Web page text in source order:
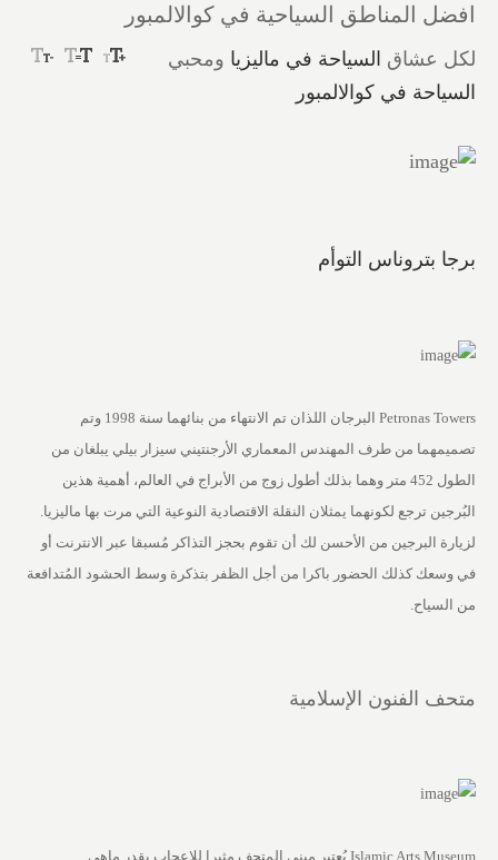
افضل المناطق السياحية في كوالالمبور
لكل عشاق السياحة في ماليزيا ومحبي
السياحة في كوالالمبور
برجا بتروناس التوأم
Petronas Towers البرجان اللذان تم الانتهاء من بنائهما سنة 1998 وتم
تصميمهما من طرف المهندس المعماري الأرجنتيني سيزار بيلي يبلغان من
الطول 452 متر وهما بذلك أطول زوج من الأبراج في العالم، أهمية هذين
البُرجين ترجع لكونهما يمثلان النقلة الاقتصادية النوعية التي مرت بها ماليزيا.
لزيارة البرجين من الأحسن لك أن تقوم بحجز التذاكر مُسبقا عبر الانترنت أو
في وسعك كذلك الحضور باكرا من أجل الظفر بتذكرة وسط الحشود المُتدافعة
من السياح.
متحف الفنون الإسلامية
Islamic Arts Museum يُعتبر مبنى المتحف مثيرا للاعجاب بقدر ماهي